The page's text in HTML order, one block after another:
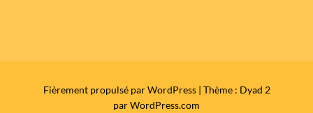
Fièrement propulsé par WordPress | Thème : Dyad 2
parWordPress.com